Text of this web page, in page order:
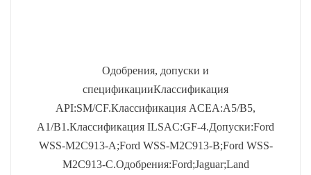
Одобрения, допуски и
спецификацииКлассификация
API:SM/CF.Классификация ACEA:A5/B5,
A1/B1.Классификация ILSAC:GF-4.Допуски:Ford
WSS-M2C913-A;Ford WSS-M2C913-B;Ford WSS-
M2C913-C.Одобрения:Ford;Jaguar;Land